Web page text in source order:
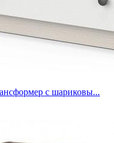
с шариковы...